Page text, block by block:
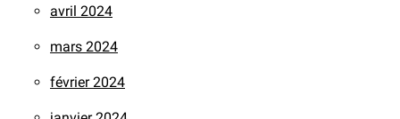
avril 2024
mars 2024
février 2024